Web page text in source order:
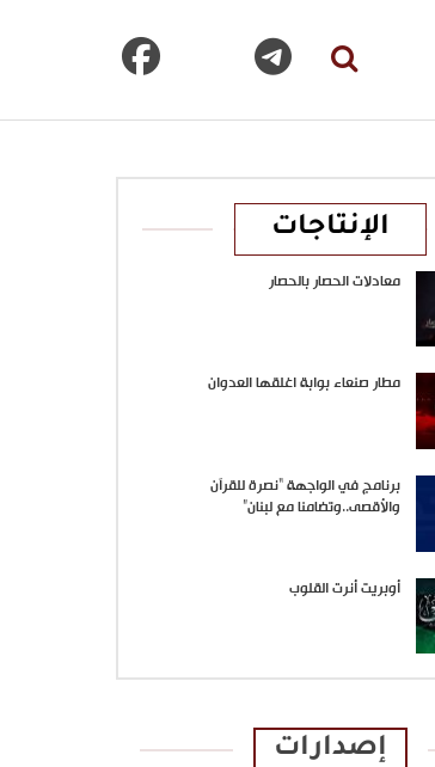
الإنتاجات
معادلات الحصار بالحصار
مطار صنعاء بوابة اغلقها العدوان
برنامج في الواجهة “نصرة للقرآن
والأقصى..وتضامنا مع لبنان”
أوبريت أنرت القلوب
إصدارات